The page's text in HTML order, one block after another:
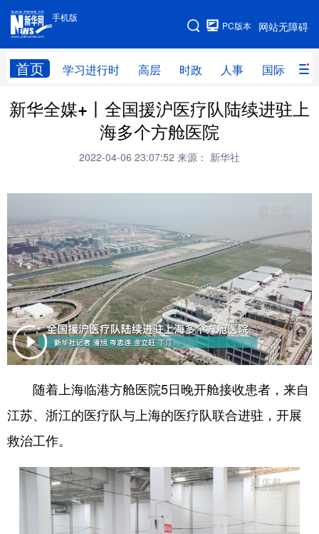
手机版
网站无障碍
PC版本
首页 学习进行时 高层 时政 人事 国际 财
手机版
网站地图
学习进行时 高层 时政 人事
财经 网评
全球连线
科技 科创 量子 体育
文化 书画
访谈 视频 图片 政务
法律 中央文件 金融 汽车
食品 人居 信息化 数字经济
学术中国 乡村振兴 银龄 溯源中国
彩票 娱乐 时尚 悦读
公益
文化产业
地方频道
新华全媒+丨全国援沪医疗队陆续进驻上
海多个方舱医院
2022-04-06 23:07:52 来源： 新华社
随着上海临港方舱医院5日晚开舱接收患者，来自
江苏、浙江的医疗队与上海的医疗队联合进驻，开展
救治工作。